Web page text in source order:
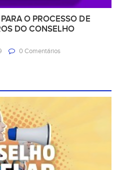
O PROCESSO DE
DO CONSELHO
0 Comentários